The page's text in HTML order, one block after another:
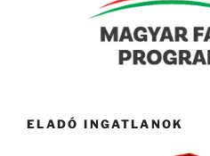
ELADÓ INGATLANOK